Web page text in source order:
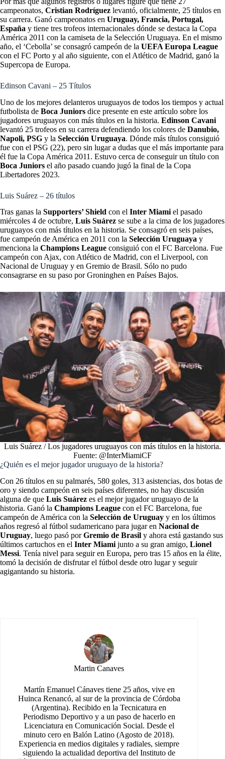
campeonatos, Cristian Rodríguez levantó, oficialmente, 25 títulos en
su carrera. Ganó campeonatos en Uruguay, Francia, Portugal,
España y tiene tres trofeos internacionales dónde se destaca la Copa
América 2011 con la camiseta de la Selección Uruguaya. En el mismo
año, el ‘Cebolla’ se consagró campeón de la UEFA Europa League
con el FC Porto y al año siguiente, con el Atlético de Madrid, ganó la
Supercopa de Europa.
Edinson Cavani – 25 Títulos
Uno de los mejores delanteros uruguayos de todos los tiempos y actual
futbolista de Boca Juniors dice presente en este artículo sobre los
jugadores uruguayos con más títulos en la historia. Edinson Cavani
levantó 25 trofeos en su carrera defendiendo los colores de Danubio,
Napoli, PSG y la Selección Uruguaya. Dónde más títulos consiguió
fue con el PSG (22), pero sin lugar a dudas que el más importante para
él fue la Copa América 2011. Estuvo cerca de conseguir un título con
Boca Juniors el año pasado cuando jugó la final de la Copa
Libertadores 2023.
Luis Suárez – 26 títulos
Tras ganas la Supporters’ Shield con el Inter Miami el pasado
miércoles 4 de octubre, Luis Suárez se sube a la cima de los jugadores
uruguayos con más títulos en la historia. Se consagró en seis países,
fue campeón de América en 2011 con la Selección Uruguaya y
menciona la Champions League consiguió con el FC Barcelona. Fue
campeón con Ajax, con Atlético de Madrid, con el Liverpool, con
Nacional de Uruguay y en Gremio de Brasil. Sólo no pudo
consagrarse en su paso por Groninghen en Países Bajos.
Luis Suárez / Los jugadores uruguayos con más títulos en la historia.
Fuente: @InterMiamiCF
¿Quién es el mejor jugador uruguayo de la historia?
Con 26 títulos en su palmarés, 580 goles, 313 asistencias, dos botas de
oro y siendo campeón en seis países diferentes, no hay discusión
alguna de que Luis Suárez es el mejor jugador uruguayo de la
historia. Ganó la Champions League con el FC Barcelona, fue
campeón de América con la Selección de Uruguay y en los últimos
años regresó al fútbol sudamericano para jugar en Nacional de
Uruguay, luego pasó porGremio de Brasil y ahora está gastando sus
últimos cartuchos en el Inter Miami junto a su gran amigo, Lionel
Messi. Tenía nivel para seguir en Europa, pero tras 15 años en la élite,
tomó la decisión de disfrutar el fútbol desde otro lugar y seguir
agigantando su historia.
Martin Canaves
Martín Emanuel Cánaves tiene 25 años, vive en
Huinca Renancó, al sur de la provincia de Córdoba
(Argentina). Recibido en la Tecnicatura en
Periodismo Deportivo y a un paso de hacerlo en
Licenciatura en Comunicación Social. Desde el
minuto cero en Balón Latino (Agosto de 2018).
Experiencia en medios digitales y radiales, siempre
siguiendo la actualidad deportiva del Instituto de